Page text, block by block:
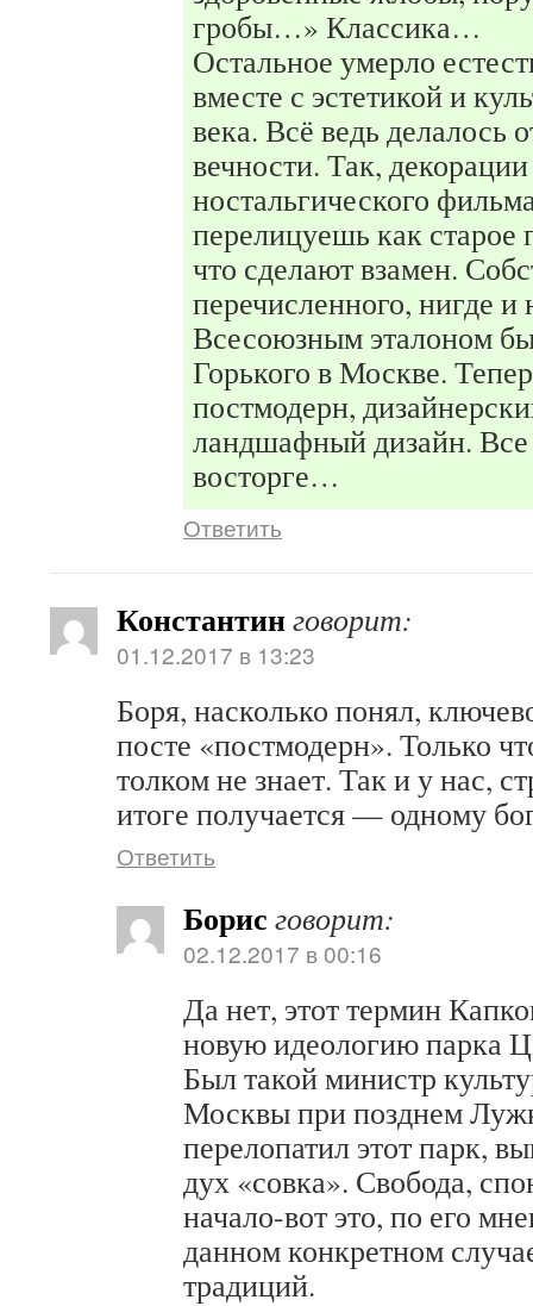
гробы…» Классика…
Остальное умерло
вместе с эстетикой и
века. Всё ведь делалось
вечности. Так,
ностальгического
перелицуешь как
что сделают взамен.
перечисленного, нигде и
Всесоюзным эталоном
Горького в Москве.
постмодерн,
ландшафный дизайн.
восторге…
Ответить
Константинговорит:
01.12.2017 в 13:23
Боря, насколько понял,
посте «постмодерн». Только
толком не знает. Так и у нас,
итоге получается — одному
Ответить
Борис говорит:
02.12.2017 в 00:16
Да нет, этот термин
новую идеологию парка
Был такой министр
Москвы при позднем
перелопатил этот парк,
дух «совка». Свобода,
начало-вот это, по его
данном конкретном
традиций.